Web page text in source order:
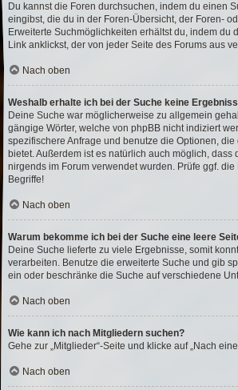
Du kannst die Foren durchsuchen, indem du einen
eingibst, die du in der Foren-Übersicht, der Foren-
Erweiterte Suchmöglichkeiten erhältst du, indem du
Link anklickst, der von jeder Seite des Forums aus
Nach oben
Weshalb erhalte ich bei der Suche keine
Deine Suche war möglicherweise zu allgemein
gängige Wörter, welche von phpBB nicht indiziert
spezifischere Anfrage und benutze die Optionen,
bietet. Außerdem ist es natürlich auch möglich, dass
nirgends im Forum verwendet wurden. Prüfe ggf.
Begriffe!
Nach oben
Warum bekomme ich bei der Suche eine leere
Deine Suche lieferte zu viele Ergebnisse, somit
verarbeiten. Benutze die erweiterte Suche und gib
ein oder beschränke die Suche auf verschiedene
Nach oben
Wie kann ich nach Mitgliedern suchen?
Gehe zur „Mitglieder“-Seite und klicke auf „Nach
Nach oben